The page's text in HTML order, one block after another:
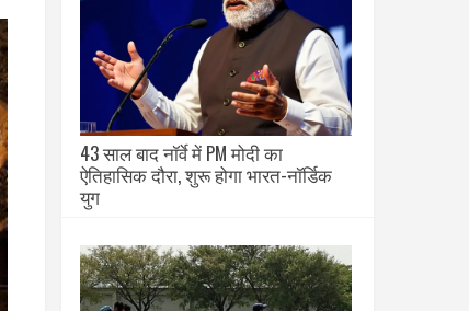
43 साल बाद नॉर्वे में PM मोदी का
ऐतिहासिक दौरा, शुरू होगा भारत-नॉर्डिक
युग